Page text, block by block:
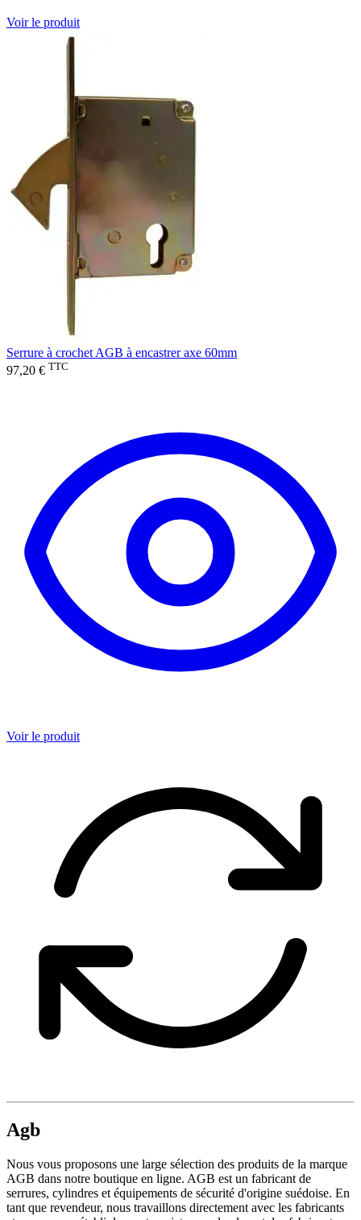
Voir le produit
Serrure à crochet AGB à encastrer axe 60mm
97,20 € TTC
Voir le produit
Agb
Nous vous proposons une large sélection des produits de la marque
AGB dans notre boutique en ligne. AGB est un fabricant de
serrures, cylindres et équipements de sécurité d'origine suédoise. En
tant que revendeur, nous travaillons directement avec les fabricants